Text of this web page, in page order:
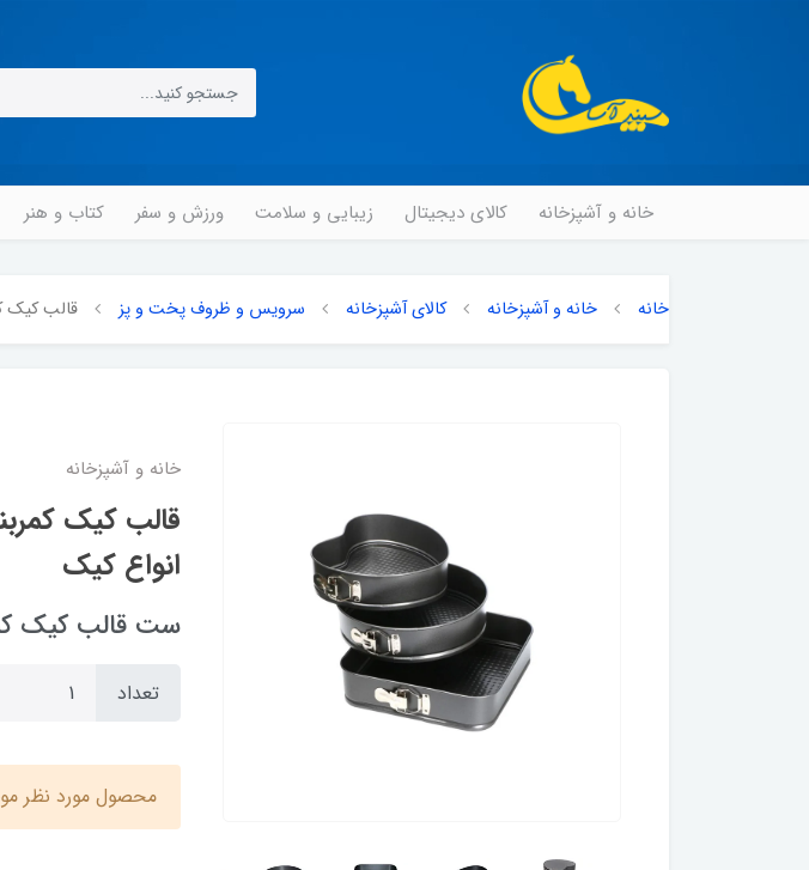
خانه و آشپزخانه کالای دیجیتال زیبایی و سلامت ورزش و سفر کتاب و هنر
خانه خانه و آشپزخانه کالای آشپزخانه سرویس و ظروف پخت و پز قالب کیک کمربندی
خانه و آشپزخانه
انواع کیک
ست قالب کیک
تعداد
محصول مورد نظر